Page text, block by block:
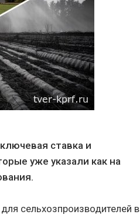
ставка и
уже указали как на
сельхозпроизводителей в